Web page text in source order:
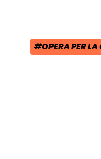
TAG:
#OPERA PER LA